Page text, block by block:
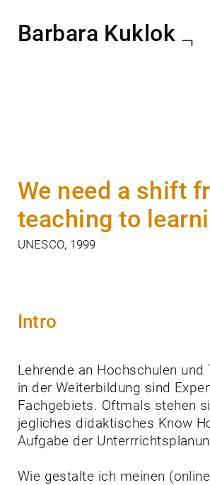
Barbara Kuklok
We need a shift
teaching to
UNESCO, 1999
Intro
Lehrende an Hochschulen und
in der Weiterbildung sind
Fachgebiets. Oftmals stehen
jegliches didaktisches Know
Aufgabe der
Wie gestalte ich meinen